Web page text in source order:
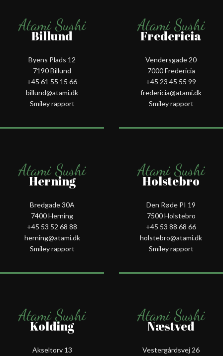
Atami Sushi
Billund
Byens Plads 12
7190 Billund
+45 61 55 15 66‬
billund@atami.dk
Smiley rapport
Atami Sushi
Fredericia
Vendersgade 20
7000 Fredericia
+45 23 45 55 99
fredericia@atami.dk
Smiley rapport
Atami Sushi
Herning
Bredgade 30A
7400 Herning
+45 53 52 68 88
herning@atami.dk
Smiley rapport
Atami Sushi
Holstebro
Den Røde PI 19
7500 Holstebro
+45 53 88 68 66
holstebro@atami.dk
Smiley rapport
Atami Sushi
Kolding
Akseltorv 13
Atami Sushi
Næstved
Vestergårdsvej 26